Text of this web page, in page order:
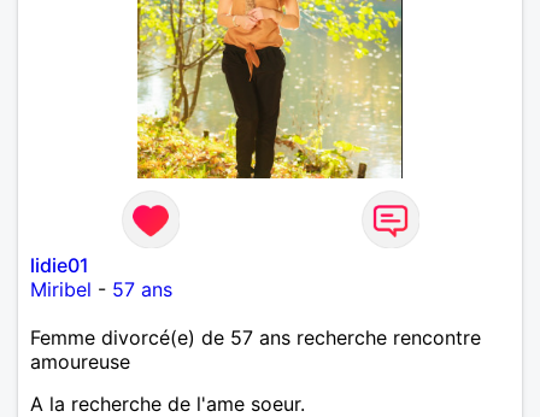
lidie01
Miribel - 57 ans
Femme divorcé(e) de 57 ans recherche rencontre
amoureuse
A la recherche de l'ame soeur.